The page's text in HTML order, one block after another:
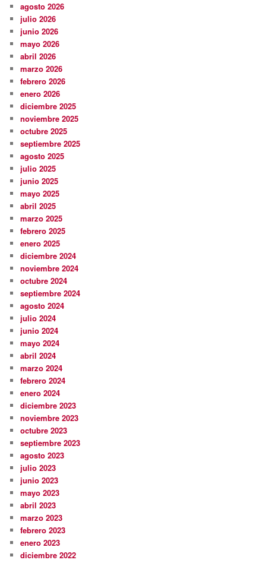
agosto 2026
julio 2026
junio 2026
mayo 2026
abril 2026
marzo 2026
febrero 2026
enero 2026
diciembre 2025
noviembre 2025
octubre 2025
septiembre 2025
agosto 2025
julio 2025
junio 2025
mayo 2025
abril 2025
marzo 2025
febrero 2025
enero 2025
diciembre 2024
noviembre 2024
octubre 2024
septiembre 2024
agosto 2024
julio 2024
junio 2024
mayo 2024
abril 2024
marzo 2024
febrero 2024
enero 2024
diciembre 2023
noviembre 2023
octubre 2023
septiembre 2023
agosto 2023
julio 2023
junio 2023
mayo 2023
abril 2023
marzo 2023
febrero 2023
enero 2023
diciembre 2022